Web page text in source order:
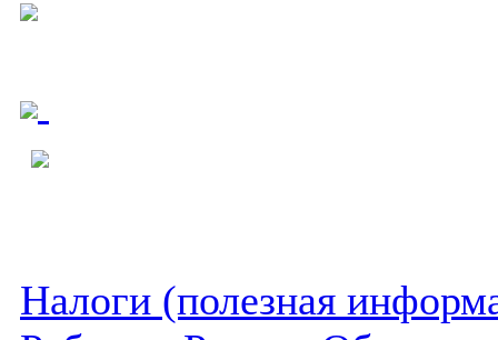
Налоги (полезная